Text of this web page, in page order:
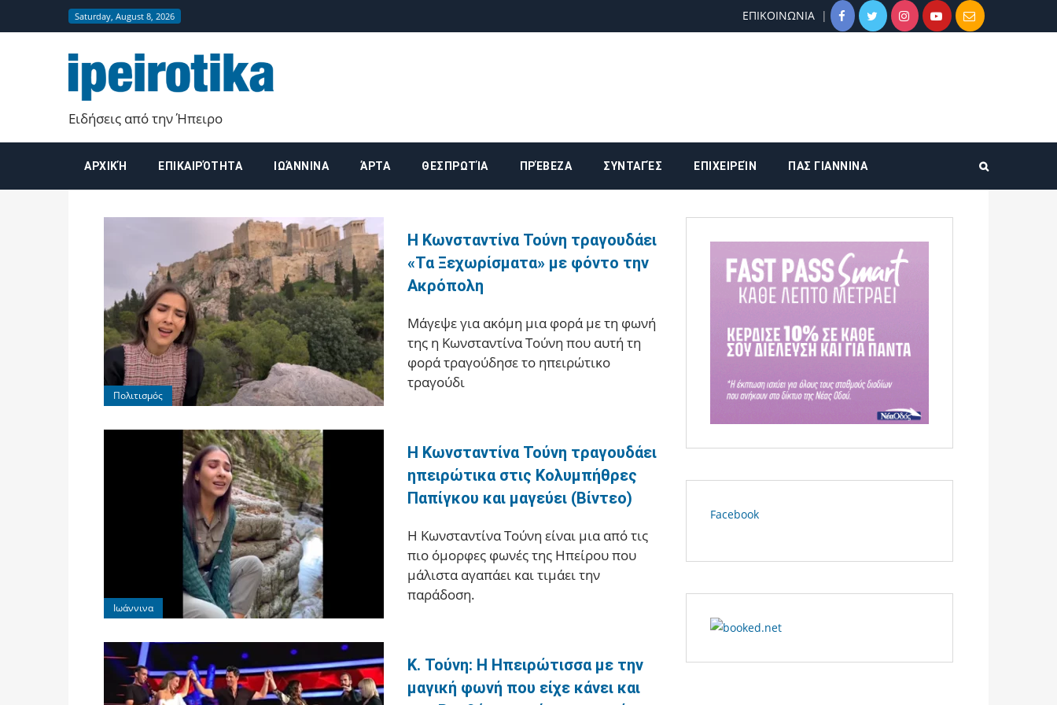
Saturday, August 8, 2026 ΕΠΙΚΟΙΝΩΝΙΑ
ipeirotika
Ειδήσεις από την Ήπειρο
ΑΡΧΙΚΉ ΕΠΙΚΑΙΡΌΤΗΤΑ ΙΩΆΝΝΙΝΑ ΆΡΤΑ ΘΕΣΠΡΩΤΊΑ ΠΡΈΒΕΖΑ ΣΥΝΤΑΓΈΣ ΕΠΙΧΕΙΡΕΊΝ ΠΑΣ ΓΙΑΝΝΙΝΑ
Πολιτισμός
Η Κωνσταντίνα Τούνη τραγουδάει
«Τα Ξεχωρίσματα» με φόντο την
Ακρόπολη
Μάγεψε για ακόμη μια φορά με τη φωνή
της η Κωνσταντίνα Τούνη που αυτή τη
φορά τραγούδησε το ηπειρώτικο
τραγούδι
Ιωάννινα
Η Κωνσταντίνα Τούνη τραγουδάει
ηπειρώτικα στις Κολυμπήθρες
Παπίγκου και μαγεύει (Βίντεο)
Η Κωνσταντίνα Τούνη είναι μια από τις
πιο όμορφες φωνές της Ηπείρου που
μάλιστα αγαπάει και τιμάει την
παράδοση.
Κ. Τούνη: Η Ηπειρώτισσα με την
μαγική φωνή που είχε κάνει και
Facebook